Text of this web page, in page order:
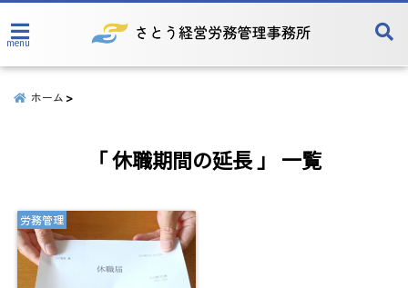
menu
ホーム
「 休職期間の延長 」 一覧
労務管理